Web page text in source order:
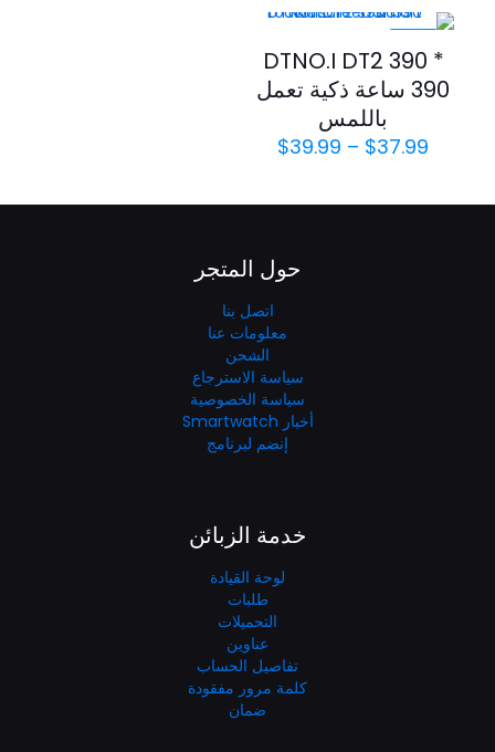
DTNO.I DT2 390 *
390 ساعة ذكية تعمل
باللمس
$37.99
–
$39.99
حول المتجر
اتصل بنا
معلومات عنا
الشحن
سياسة الاسترجاع
سياسة الخصوصية
أخبار Smartwatch
إنضم لبرنامج
خدمة الزبائن
لوحة القيادة
طلبات
التحميلات
عناوين
تفاصيل الحساب
كلمة مرور مفقودة
ضمان